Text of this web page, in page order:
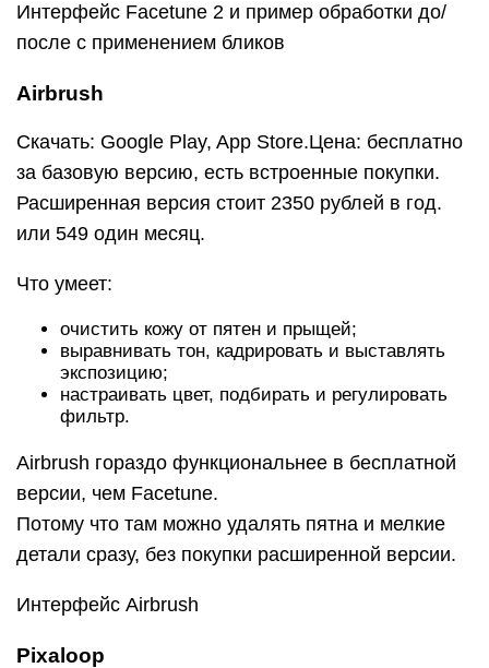
Интерфейс Facetune 2 и пример обработки до/
после с применением бликов
Airbrush
Скачать: Google Play, App Store.Цена: бесплатно
за базовую версию, есть встроенные покупки.
Расширенная версия стоит 2350 рублей в год.
или 549 один месяц.
Что умеет:
очистить кожу от пятен и прыщей;
выравнивать тон, кадрировать и выставлять
экспозицию;
настраивать цвет, подбирать и регулировать
фильтр.
Airbrush гораздо функциональнее в бесплатной
версии, чем Facetune.
Потому что там можно удалять пятна и мелкие
детали сразу, без покупки расширенной версии.
Интерфейс Airbrush
Pixaloop